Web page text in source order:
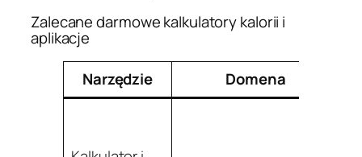
Zalecane darmowe kalkulatory kalorii i
aplikacje
Narzędzie
Domena